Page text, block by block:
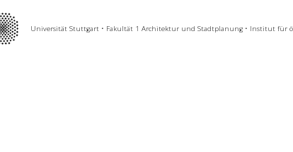
Universität Stuttgart • Fakultät 1 Architektur und Stadtplanung • Institut für